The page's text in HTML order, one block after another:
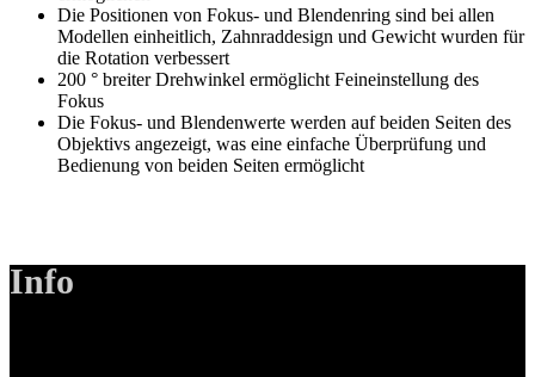
Die Positionen von Fokus- und Blendenring sind bei allen
Modellen einheitlich, Zahnraddesign und Gewicht wurden für
die Rotation verbessert
200 ° breiter Drehwinkel ermöglicht Feineinstellung des
Fokus
Die Fokus- und Blendenwerte werden auf beiden Seiten des
Objektivs angezeigt, was eine einfache Überprüfung und
Bedienung von beiden Seiten ermöglicht
Info